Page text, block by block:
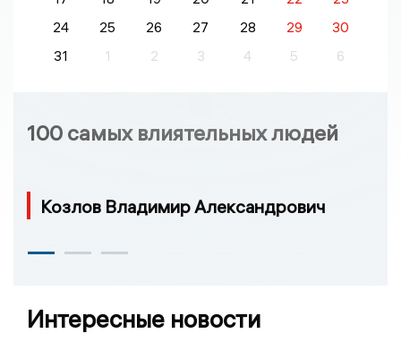
24
25 26 27 28 29
30
31
1 2 3 4 5 6
100 самых влиятельных людей
Козлов Владимир Александрович
Интересные новости